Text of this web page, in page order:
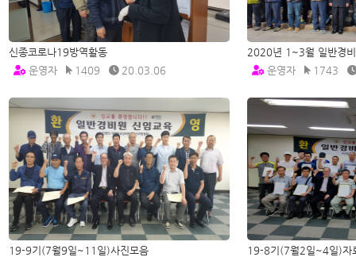
신종코로나19방역활동
운영자
1409 20.03.06
2020년 1~3월 일반경
운영자
1743
19-9기(7월9일~11일)사진모음
19-8기(7월2일~4일)자